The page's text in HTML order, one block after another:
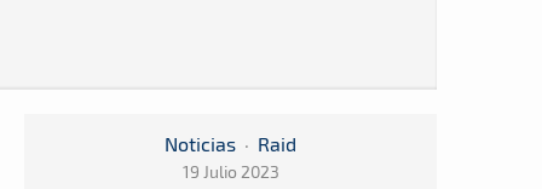
Noticias · Raid
19 Julio 2023